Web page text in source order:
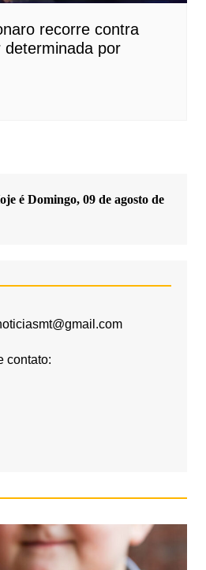
recorre contra
determinada por
é Domingo, 09 de agosto de
contato: